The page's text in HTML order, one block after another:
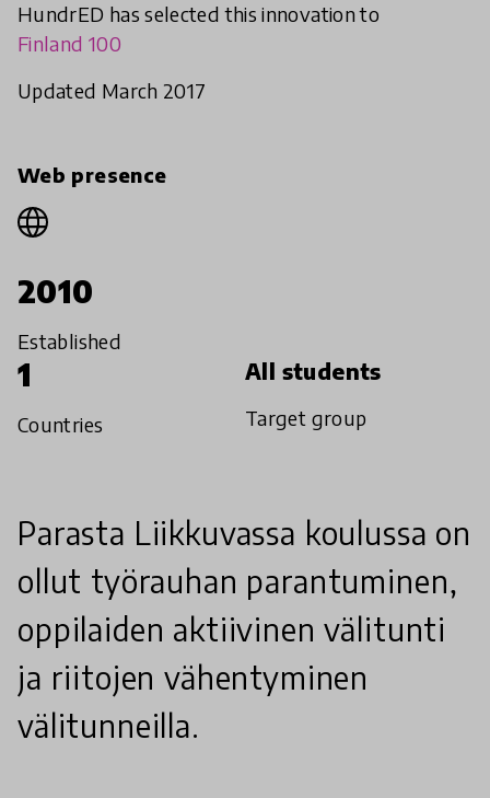
HundrED has selected this innovation to
Finland 100
Updated March 2017
Web presence
2010
Established
1
Countries
All students
Target group
Parasta Liikkuvassa koulussa on
ollut työrauhan parantuminen,
oppilaiden aktiivinen välitunti
ja riitojen vähentyminen
välitunneilla.